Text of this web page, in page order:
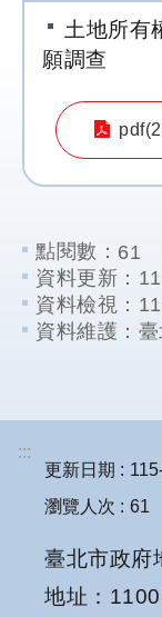
畫
畫
都
市
境
影
響
估
土地所有
願調查
點閱數： 61
資料更新：
資料檢視：
資料維護：
:::
更新日期
瀏覽人次
61
臺北市政府
地址：